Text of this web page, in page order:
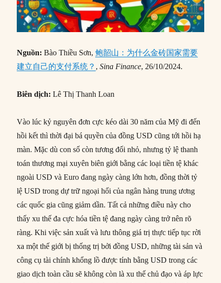
Nguồn: Bào Thiều Sơn,鲍韶山：为什么金砖国家需要
建立自己的支付系统？ ,Sina Finance, 26/10/2024.
Biên dịch: Lê Thị Thanh Loan
Vào lúc kỷ nguyên đơn cực kéo dài 30 năm của Mỹ đi đến
hồi kết thì thời đại bá quyền của đồng USD cũng tới hồi hạ
màn. Mặc dù con số còn tương đối nhỏ, nhưng tỷ lệ thanh
toán thương mại xuyên biên giới bằng các loại tiền tệ khác
ngoài USD và Euro đang ngày càng lớn hơn, đồng thời tỷ
lệ USD trong dự trữ ngoại hối của ngân hàng trung ương
các quốc gia cũng giảm dần. Tất cả những điều này cho
thấy xu thế đa cực hóa tiền tệ đang ngày càng trở nên rõ
ràng. Khi việc sản xuất và lưu thông giá trị thực tiếp tục rời
xa một thế giới bị thống trị bởi đồng USD, những tài sản và
công cụ tài chính khổng lồ được tính bằng USD trong các
giao dịch toàn cầu sẽ không còn là xu thế chủ đạo và áp lực